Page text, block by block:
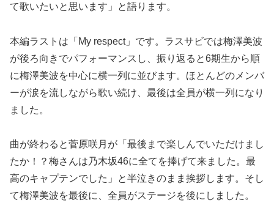
て歌いたいと思います」と語ります。
本編ラストは「My respect」です。ラスサビでは梅澤美波
が後ろ向きでパフォーマンスし、振り返ると6期生から順
に梅澤美波を中心に横一列に並びます。ほとんどのメンバ
ーが涙を流しながら歌い続け、最後は全員が横一列になり
ました。
曲が終わると菅原咲月が「最後まで楽しんでいただけまし
たか！？梅さんは乃木坂46に全てを捧げて来ました。最
高のキャプテンでした」と半泣きのまま挨拶します。そし
て梅澤美波を最後に、全員がステージを後にしました。